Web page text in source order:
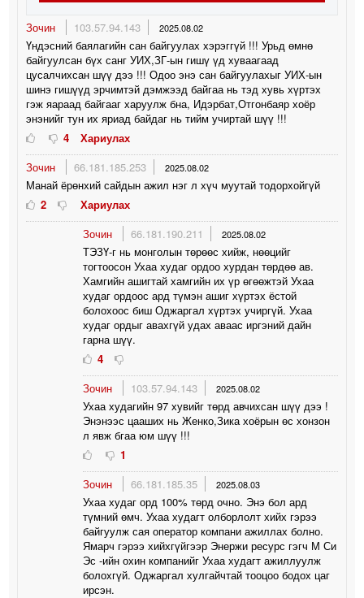
Зочин 103.57.94.143 2025.08.02
Үндэсний баялагийн сан байгуулах хэрэггүй !!! Урьд өмнө
байгуулсан бүх санг УИХ,ЗГ-ын гишү үд хуваагаад
цусалчихсан шүү дээ !!! Одоо энэ сан байгуулахыг УИХ-ын
шинэ гишүүд эрчимтэй дэмжээд байгаа нь тэд хувь хүртэх
гэж яараад байгааг харуулж бна, Идэрбат,Отгонбаяр хоёр
энэнийг тун их яриад байдаг нь тийм учиртай шүү !!!
4
Хариулах
Зочин
66.181.185.253 2025.08.02
Манай ёрөнхий сайдын ажил нэг л хүч муутай тодорхойгүй
2
Хариулах
Зочин
66.181.190.211 2025.08.02
ТЭЗҮ-г нь монголын төрөөс хийж, нөөцийг
тогтоосон Ухаа худаг ордоо хурдан төрдөө ав.
Хамгийн ашигтай хамгийн их үр өгөөжтэй Ухаа
худаг ордоос ард түмэн ашиг хүртэх ёстой
болохоос биш Оджаргал хүртэх учиргүй. Ухаа
худаг ордыг авахгүй удах аваас иргэний дайн
гарна шүү.
4
Зочин
103.57.94.143 2025.08.02
Ухаа худагийн 97 хувийг төрд авчихсан шүү дээ !
Энэнээс цааших нь Женко,Зика хоёрын өс хонзон
л явж бгаа юм шүү !!!
1
Зочин
66.181.185.35 2025.08.03
Ухаа худаг орд 100% төрд очно. Энэ бол ард
түмний өмч. Ухаа худагт олборлолт хийх гэрээ
байгуулж сая оператор компани ажиллах болно.
Ямарч гэрээ хийхгүйгээр Энержи ресурс гэгч М Си
Эс -ийн охин компанийг Ухаа худагт ажиллуулж
болохгүй. Оджаргал хулгайчтай тооцоо бодох цаг
ирсэн.